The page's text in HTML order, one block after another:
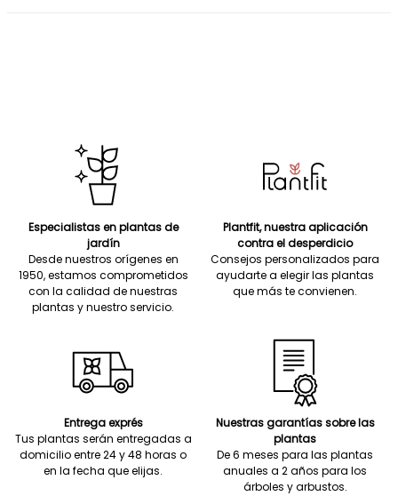
Especialistas en plantas de
jardín
Desde nuestros orígenes en
1950, estamos comprometidos
con la calidad de nuestras
plantas y nuestro servicio.
Plantfit, nuestra aplicación
contra el desperdicio
Consejos personalizados para
ayudarte a elegir las plantas
que más te convienen.
Entrega exprés
Tus plantas serán entregadas a
domicilio entre 24 y 48 horas o
en la fecha que elijas.
Nuestras garantías sobre las
plantas
De 6 meses para las plantas
anuales a 2 años para los
árboles y arbustos.